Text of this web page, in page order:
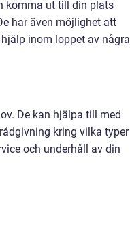
komma ut till din plats
har även möjlighet att
inom loppet av några
De kan hjälpa till med
kring vilka typer
och underhåll av din